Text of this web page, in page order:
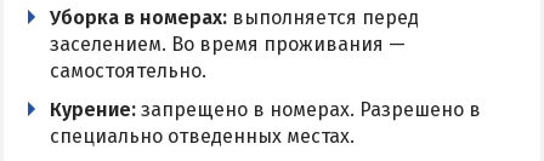
Уборка в номерах: выполняется перед
заселением. Во время проживания —
самостоятельно.
Курение: запрещено в номерах. Разрешено в
специально отведенных местах.